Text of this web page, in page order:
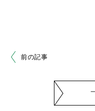
前の記事